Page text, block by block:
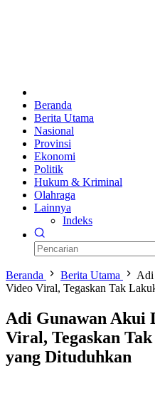
Beranda
Berita Utama
Nasional
Provinsi
Ekonomi
Politik
Hukum & Kriminal
Olahraga
Lainnya
Indeks
Beranda Berita Utama
Adi
Video Viral, Tegaskan Tak
Adi Gunawan Akui
Viral, Tegaskan
yang Dituduhkan